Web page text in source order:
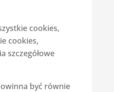
cookies,
cookies,
szczegółowe
być równie